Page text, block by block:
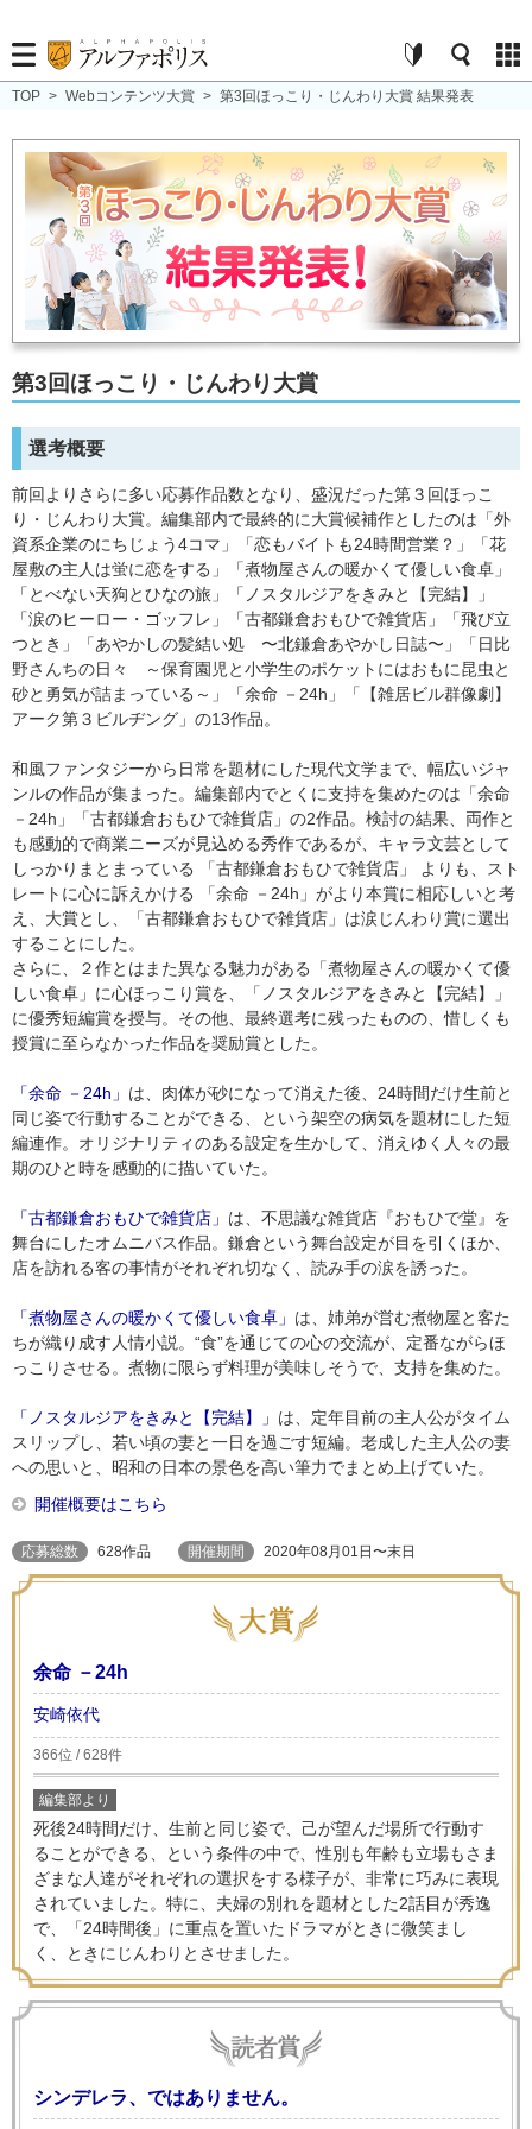
TOP > Webコンテンツ大賞 > 第3回ほっこり・じんわり大賞 結果発表
第3回ほっこり・じんわり大賞
選考概要
前回よりさらに多い応募作品数となり、盛況だった第３回ほっこ
り・じんわり大賞。編集部内で最終的に大賞候補作としたのは「外
資系企業のにちじょう4コマ」「恋もバイトも24時間営業？」「花
屋敷の主人は蛍に恋をする」「煮物屋さんの暖かくて優しい食卓」
「とべない天狗とひなの旅」「ノスタルジアをきみと【完結】」
「涙のヒーロー・ゴッフレ」「古都鎌倉おもひで雑貨店」「飛び立
つとき」「あやかしの髪結い処 〜北鎌倉あやかし日誌〜」「日比
野さんちの日々 ～保育園児と小学生のポケットにはおもに昆虫と
砂と勇気が詰まっている～」「余命 －24h」「【雑居ビル群像劇】
アーク第３ビルヂング」の13作品。
和風ファンタジーから日常を題材にした現代文学まで、幅広いジャ
ンルの作品が集まった。編集部内でとくに支持を集めたのは「余命
－24h」「古都鎌倉おもひで雑貨店」の2作品。検討の結果、両作と
も感動的で商業ニーズが見込める秀作であるが、キャラ文芸として
しっかりまとまっている 「古都鎌倉おもひで雑貨店」 よりも、スト
レートに心に訴えかける 「余命 －24h」がより本賞に相応しいと考
え、大賞とし、「古都鎌倉おもひで雑貨店」は涙じんわり賞に選出
することにした。
さらに、２作とはまた異なる魅力がある「煮物屋さんの暖かくて優
しい食卓」に心ほっこり賞を、「ノスタルジアをきみと【完結】」
に優秀短編賞を授与。その他、最終選考に残ったものの、惜しくも
授賞に至らなかった作品を奨励賞とした。
「余命 －24h」 は、肉体が砂になって消えた後、24時間だけ生前と
同じ姿で行動することができる、という架空の病気を題材にした短
編連作。オリジナリティのある設定を生かして、消えゆく人々の最
期のひと時を感動的に描いていた。
「古都鎌倉おもひで雑貨店」 は、不思議な雑貨店『おもひで堂』を
舞台にしたオムニバス作品。鎌倉という舞台設定が目を引くほか、
店を訪れる客の事情がそれぞれ切なく、読み手の涙を誘った。
「煮物屋さんの暖かくて優しい食卓」 は、姉弟が営む煮物屋と客た
ちが織り成す人情小説。“食”を通じての心の交流が、定番ながらほ
っこりさせる。煮物に限らず料理が美味しそうで、支持を集めた。
「ノスタルジアをきみと【完結】」 は、定年目前の主人公がタイム
スリップし、若い頃の妻と一日を過ごす短編。老成した主人公の妻
への思いと、昭和の日本の景色を高い筆力でまとめ上げていた。
開催概要はこちら
応募総数 628作品 開催期間 2020年08月01日〜末日
余命 －24h
安崎依代
366位 / 628件
編集部より
死後24時間だけ、生前と同じ姿で、己が望んだ場所で行動す
ることができる、という条件の中で、性別も年齢も立場もさま
ざまな人達がそれぞれの選択をする様子が、非常に巧みに表現
されていました。特に、夫婦の別れを題材とした2話目が秀逸
で、「24時間後」に重点を置いたドラマがときに微笑まし
く、ときにじんわりとさせました。
シンデレラ、ではありません。